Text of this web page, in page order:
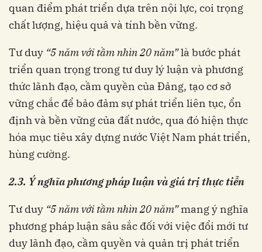
quan điểm phát triển dựa trên nội lực, coi trọng
chất lượng, hiệu quả và tính bền vững.
Tư duy “5 năm với tầm nhìn 20 năm”là bước phát
triển quan trọng trong tư duy lý luận và phương
thức lãnh đạo, cầm quyền của Đảng, tạo cơ sở
vững chắc để bảo đảm sự phát triển liên tục, ổn
định và bền vững của đất nước, qua đó hiện thực
hóa mục tiêu xây dựng nước Việt Nam phát triển,
hùng cường.
2.3. Ý nghĩa phương pháp luận và giá trị thực tiễn
Tư duy “5 năm với tầm nhìn 20 năm”mang ý nghĩa
phương pháp luận sâu sắc đối với việc đổi mới tư
duy lãnh đạo, cầm quyền và quản trị phát triển